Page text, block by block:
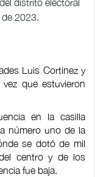
Luis Cortinez y
que estuvieron
en la casilla
número uno de la
se dotó de mil
centro y de los
fue baja.